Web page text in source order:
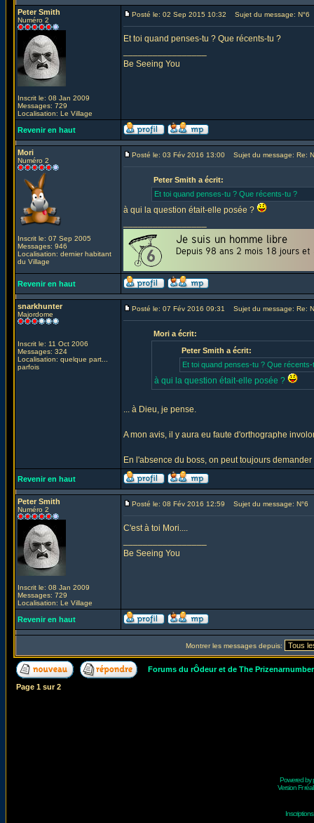
Peter Smith
Numéro 2
Inscrit le: 08 Jan 2009
Messages: 729
Localisation: Le Village
Posté le: 02 Sep 2015 10:32 Sujet du message: N°6
Et toi quand penses-tu ? Que récents-tu ?
Be Seeing You
Revenir en haut
Mori
Numéro 2
Inscrit le: 07 Sep 2005
Messages: 946
Localisation: dernier habitant
du Village
Posté le: 03 Fév 2016 13:00 Sujet du message: Re:
Peter Smith a écrit:
Et toi quand penses-tu ? Que récents-tu ?
à qui la question était-elle posée ?
Revenir en haut
snarkhunter
Majordome
Inscrit le: 11 Oct 2006
Messages: 324
Localisation: quelque part...
parfois
Posté le: 07 Fév 2016 09:31 Sujet du message: Re:
Mori a écrit:
Peter Smith a écrit:
Et toi quand penses-tu ? Que récents-
à qui la question était-elle posée ?
... à Dieu, je pense.
A mon avis, il y aura eu faute d'orthographe
En l'absence du boss, on peut toujours
Revenir en haut
Peter Smith
Numéro 2
Inscrit le: 08 Jan 2009
Messages: 729
Localisation: Le Village
Posté le: 08 Fév 2016 12:59 Sujet du message: N°6
C'est à toi Mori....
Be Seeing You
Revenir en haut
Montrer les messages depuis:
Forums du rÔdeur et de The
Page 1 sur2
Powered by
Version Fr